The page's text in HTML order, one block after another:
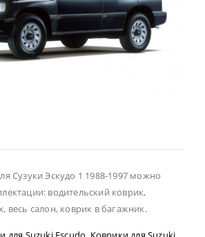
Сузуки Эскудо 1 1988-1997 можно
водительский коврик,
весь салон, коврик в багажник.